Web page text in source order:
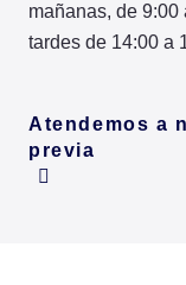
mañanas, de 9:00
tardes de 14:00 a
Atendemos a
previa